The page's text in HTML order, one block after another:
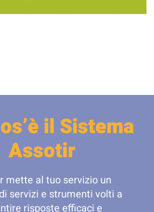
il Sistema
Assotir
mette al tuo servizio un
servizi e strumenti volti a
risposte efficaci e